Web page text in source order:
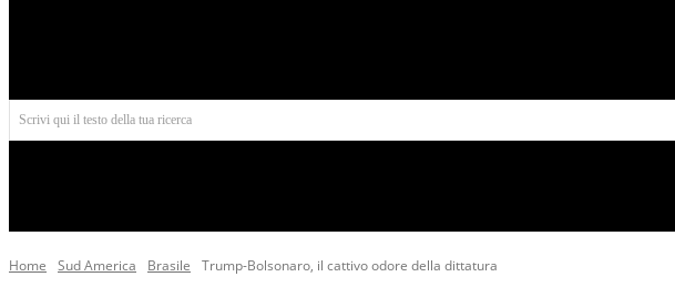
Scrivi qui il testo della tua ricerca
Home Sud America Brasile Trump-Bolsonaro, il cattivo odore della dittatura